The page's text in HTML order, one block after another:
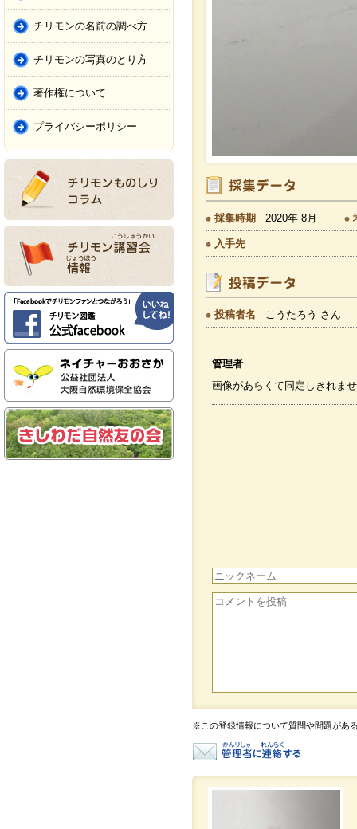
チリモンの名前の調べ方
チリモンの写真のとり方
著作権について
プライバシーポリシー
採集時期 2020年 8月
入手先
投稿者名 こうたろう さん
管理者
画像があらくて同定しきれま
※この登録情報について質問や問題があ